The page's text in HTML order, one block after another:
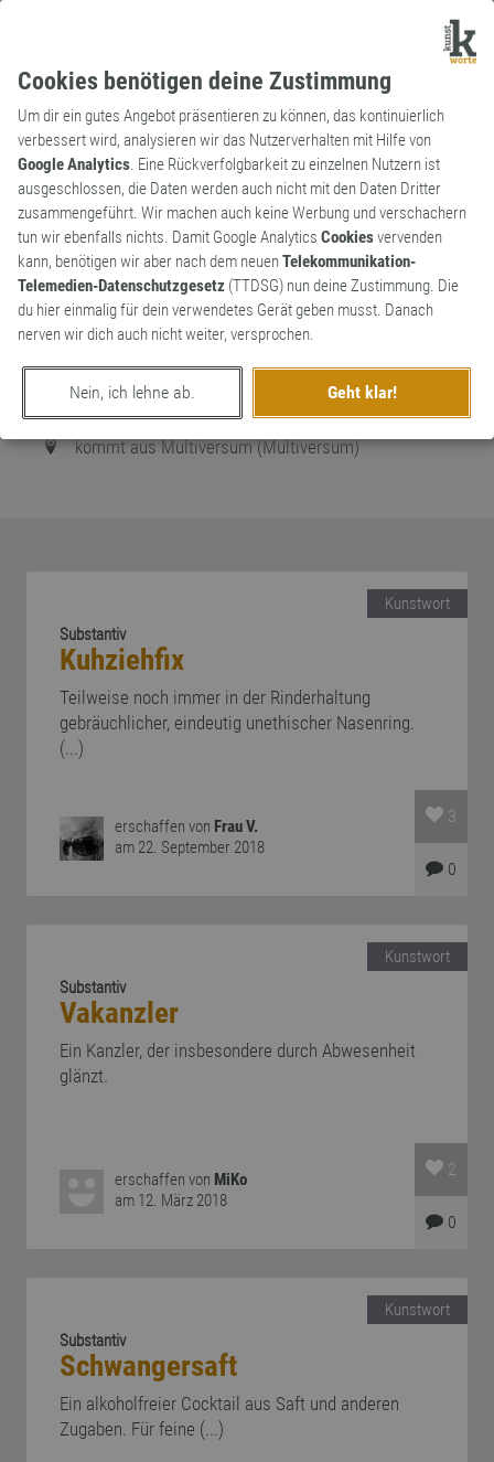
Cookies benötigen deine Zustimmung
Um dir ein gutes Angebot präsentieren zu können, das kontinuierlich
verbessert wird, analysieren wir das Nutzerverhalten mit Hilfe von
Google Analytics. Eine Rückverfolgbarkeit zu einzelnen Nutzern ist
ausgeschlossen, die Daten werden auch nicht mit den Daten Dritter
zusammengeführt. Wir machen auch keine Werbung und verschachern
tun wir ebenfalls nichts. Damit Google Analytics Cookiesvervenden
kann, benötigen wir aber nach dem neuenTelekommunikation-
Telemedien-Datenschutzgesetz (TTDSG) nun deine Zustimmung. Die
du hier einmalig für dein verwendetes Gerät geben musst. Danach
nerven wir dich auch nicht weiter, versprochen.
Nein, ich lehne ab. Geht klar!
Wortkünstler
Sprechreiz
114
97
männlich
seit dem 12. Juni 2015 dabei
kommt aus Multiversum (Multiversum)
Kunstwort
Substantiv
Kuhziehfix
Teilweise noch immer in der Rinderhaltung
gebräuchlicher, eindeutig unethischer Nasenring.
(...)
erschaffen von Frau V.
am 22. September 2018
3
0
Kunstwort
Substantiv
Vakanzler
Ein Kanzler, der insbesondere durch Abwesenheit
glänzt.
erschaffen von MiKo
am 12. März 2018
2
0
Kunstwort
Substantiv
Schwangersaft
Ein alkoholfreier Cocktail aus Saft und anderen
Zugaben. Für feine (...)